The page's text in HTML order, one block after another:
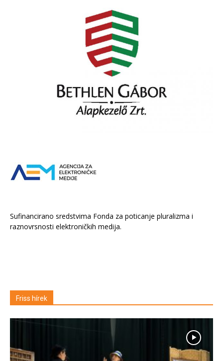
Sufinancirano sredstvima Fonda za poticanje pluralizma i
raznovrsnosti elektroničkih medija.
Friss hírek